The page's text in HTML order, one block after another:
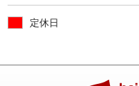
定休日